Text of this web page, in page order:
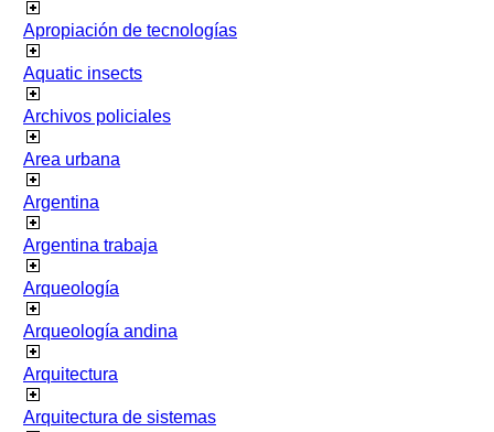
Apropiación de tecnologías
Aquatic insects
Archivos policiales
Area urbana
Argentina
Argentina trabaja
Arqueología
Arqueología andina
Arquitectura
Arquitectura de sistemas